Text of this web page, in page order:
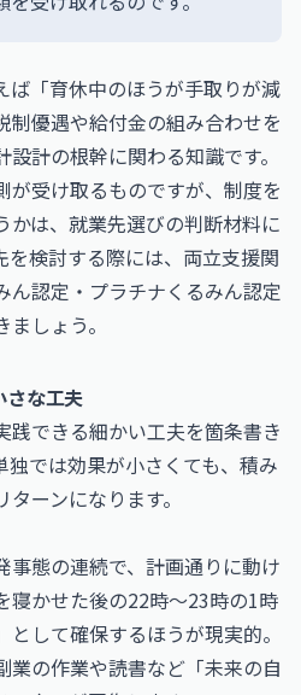
ば「育休中のほうが手取りが減
制優遇や給付金の組み合わせを
計の根幹に関わる知識です。
が受け取るものですが、制度を
かは、就業先選びの判断材料に
を検討する際には、両立支援関
ん認定・プラチナくるみん認定
しょう。
さな工夫
践できる細かい工夫を箇条書き
独では効果が小さくても、積み
ーンになります。
事態の連続で、計画通りに動け
寝かせた後の22時〜23時の1時
して確保するほうが現実的。
業の作業や読書など「未来の自